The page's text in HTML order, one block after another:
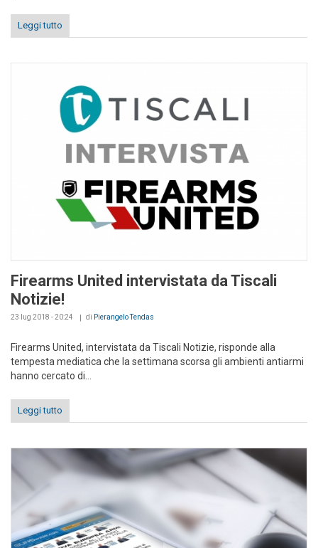
Leggi tutto
Firearms United intervistata da Tiscali
Notizie!
23 lug 2018 - 20:24 di Pierangelo Tendas
Firearms United, intervistata da Tiscali Notizie, risponde alla
tempesta mediatica che la settimana scorsa gli ambienti antiarmi
hanno cercato di...
Leggi tutto